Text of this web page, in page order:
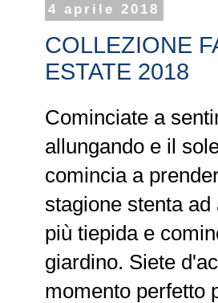
4 aprile 2018
COLLEZIONE
ESTATE 2018
Cominciate a
allungando e il
comincia a
stagione stenta
più tiepida e
giardino. Siete
momento perfetto